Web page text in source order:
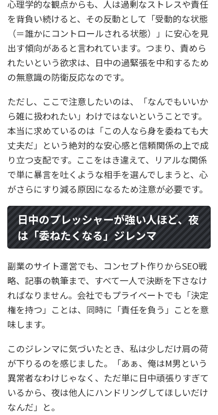
心理学的な観点からも、人は過剰なストレスや責任
を背負い続けると、その反動として「受動的な状態
（＝誰かにコントロールされる状態）」に安心を見
出す傾向があると言われています。つまり、責めら
れたいという欲求は、日中の過緊張を中和するため
の無意識の防衛反応なのです。
ただし、ここで注意したいのは、「なんでもいいか
ら雑に扱われたい」わけではないということです。
本当に求めているのは「この人なら身を委ねても大
丈夫だ」という絶対的な安心感と信頼関係の上で成
り立つ支配です。ここをはき違えて、リアルな関係
で単に暴言を吐くような相手を選んでしまうと、心
がさらにすり減る原因になるため注意が必要です。
日中のプレッシャーが強い人ほど、夜
は「委ねたくなる」ジレンマ
副業のサイト運営でも、コンセプト作りからSEO戦
略、記事の執筆まで、すべて一人で決断を下さなけ
ればなりません。会社でもプライベートでも「決定
権を持つ」ことは、同時に「責任を負う」ことを意
味します。
このジレンマに気づいたとき、私は少しだけ肩の荷
が下りるのを感じました。「あぁ、俺はM男という
異常者なわけじゃなく、ただ単に日中頑張りすぎて
いるから、夜は他人にハンドリングしてほしいだけ
なんだ」と。